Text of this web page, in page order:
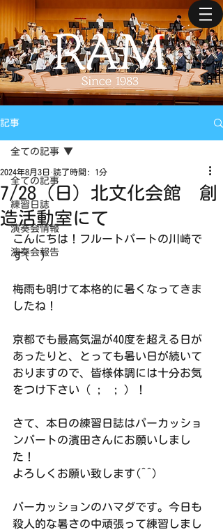
記事
全ての記事
練習日誌
演奏会情報
演奏会報告
全ての記事
7/28（日）北文化会館 創
造活動室にて
2024年8月3日 読了時間: 1分
こんにちは！フルートパートの川崎で
す(^^)
梅雨も明けて本格的に暑くなってきま
したね！
京都でも最高気温が40度を超える日が
あったりと、とっても暑い日が続いて
おりますので、皆様体調には十分お気
をつけ下さい（ ;  ; ）！
さて、本日の練習日誌はパーカッショ
ンパートの濱田さんにお願いしまし
た！
よろしくお願い致します(^^)
パーカッションのハマダです。今日も
殺人的な暑さの中頑張って練習しまし